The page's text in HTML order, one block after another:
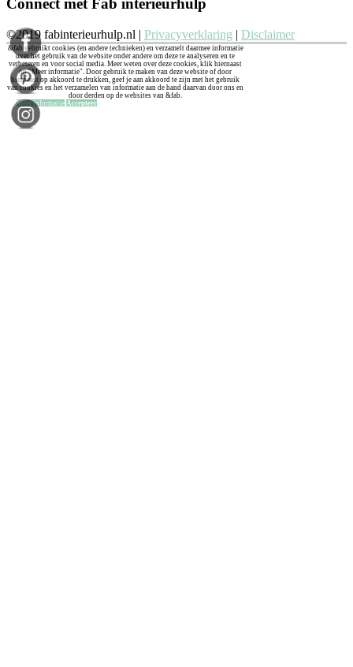
Connect met Fab interieurhulp
©2019 fabinterieurhulp.nl | Privacyverklaring | Disclaimer
&fab gebruikt cookies (en andere technieken) en verzamelt daarmee informatie
over het gebruik van de website onder andere om deze te analyseren en te
verbeteren en voor social media. Meer weten over deze cookies, klik hiernaast
op "Meer informatie". Door gebruik te maken van deze website of door
hiernaast op akkoord te drukken, geef je aan akkoord te zijn met het gebruik
van cookies en het verzamelen van informatie aan de hand daarvan door ons en
door derden op de websites van &fab.
Meer informatie Accepteer